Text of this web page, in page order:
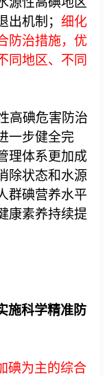
机制； 细化
防治措施，优
同地区、不同
高碘危害防治
一步健全完
理体系更加成
除状态和水源
群碘营养水平
康素养持续提
施科学精准防
碘为主的综合